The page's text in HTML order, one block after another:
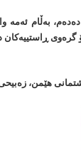
بەڵام ئەمە
گرەوی
هێمن،